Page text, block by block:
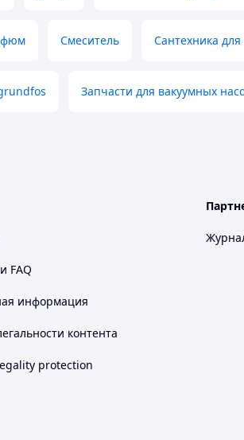
Смеситель Сантехника
Запчасти для вакуумных
FAQ
информация
контента
protection